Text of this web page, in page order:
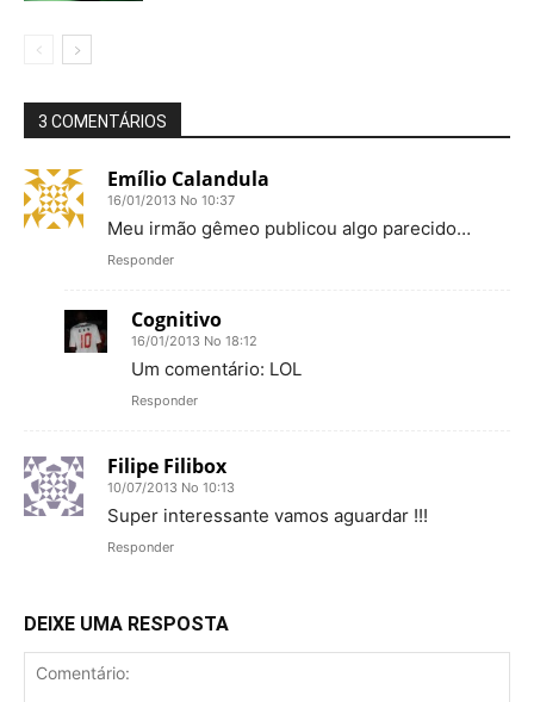
3 COMENTÁRIOS
Emílio Calandula
16/01/2013 No 10:37
Meu irmão gêmeo publicou algo parecido…
Responder
Cognitivo
16/01/2013 No 18:12
Um comentário: LOL
Responder
Filipe Filibox
10/07/2013 No 10:13
Super interessante vamos aguardar !!!
Responder
DEIXE UMA RESPOSTA